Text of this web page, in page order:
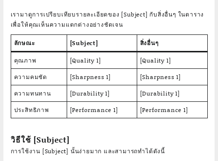
เรามาดูการเปรียบเทียบรายละเอียดของ [Subject] กับสิ่งอื่นๆ ในตาราง
เพื่อให้คุณเห็นความแตกต่างอย่างชัดเจน
ลักษณะ [Subject] สิ่งอื่นๆ
คุณภาพ [Quality 1]
[Quality 1]
ความคมชัด
[Sharpness 1]
[Sharpness 1]
ความทนทาน
[Durability 1]
[Durability 1]
ประสิทธิภาพ
[Performance 1] [Performance 1]
วิธีใช้ [Subject]
การใช้งาน [Subject] นั้นง่ายมาก และสามารถทำได้ดังนี้